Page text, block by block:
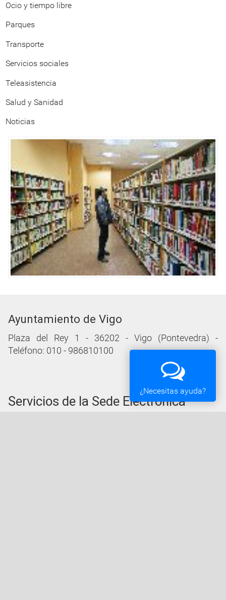
Ocio y tiempo libre
Parques
Transporte
Servicios sociales
Teleasistencia
Salud y Sanidad
Noticias
Ayuntamiento de Vigo
Plaza del Rey 1 - 36202 - Vigo (Pontevedra) -
Teléfono: 010 - 986810100
Servicios de la Sede Electrónica
¿Necesitas ayuda?